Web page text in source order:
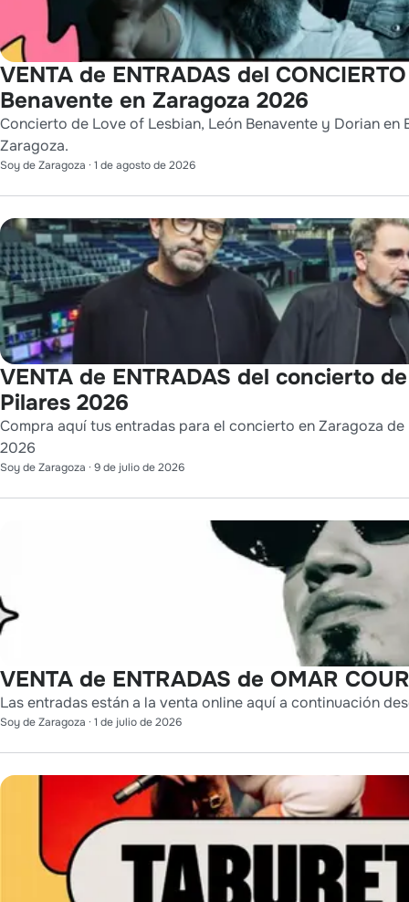
VENTA de ENTRADAS del
Benavente en Zaragoza 2026
Concierto de Love of Lesbian, León Benavente y Dorian
Zaragoza.
Soy de Zaragoza · 1 de agosto de 2026
VENTA de ENTRADAS del concierto
Pilares 2026
Compra aquí tus entradas para el concierto en Zaragoza
2026
Soy de Zaragoza · 9 de julio de 2026
VENTA de ENTRADAS de OMAR
Las entradas están a la venta online aquí a continuación
Soy de Zaragoza · 1 de julio de 2026